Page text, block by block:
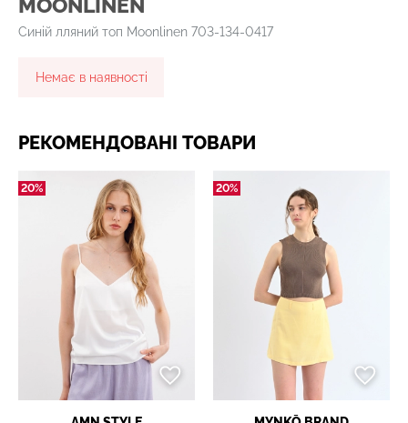
MOONLINEN
Синій лляний топ Moonlinen 703-134-0417
Немає в наявності
РЕКОМЕНДОВАНІ ТОВАРИ
20% 20%